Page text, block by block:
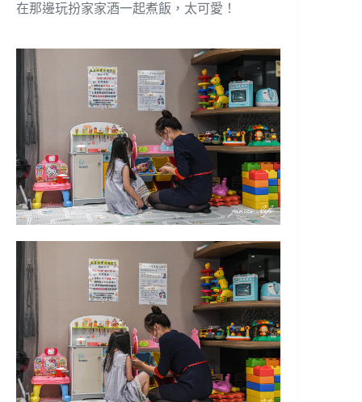
在那邊玩扮家家酒一起煮飯，太可愛！